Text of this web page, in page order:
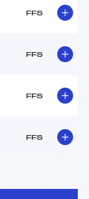
FFS
FFS
FFS
FFS